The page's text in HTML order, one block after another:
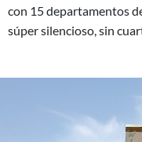
con 15 departamentos
súper silencioso, sin